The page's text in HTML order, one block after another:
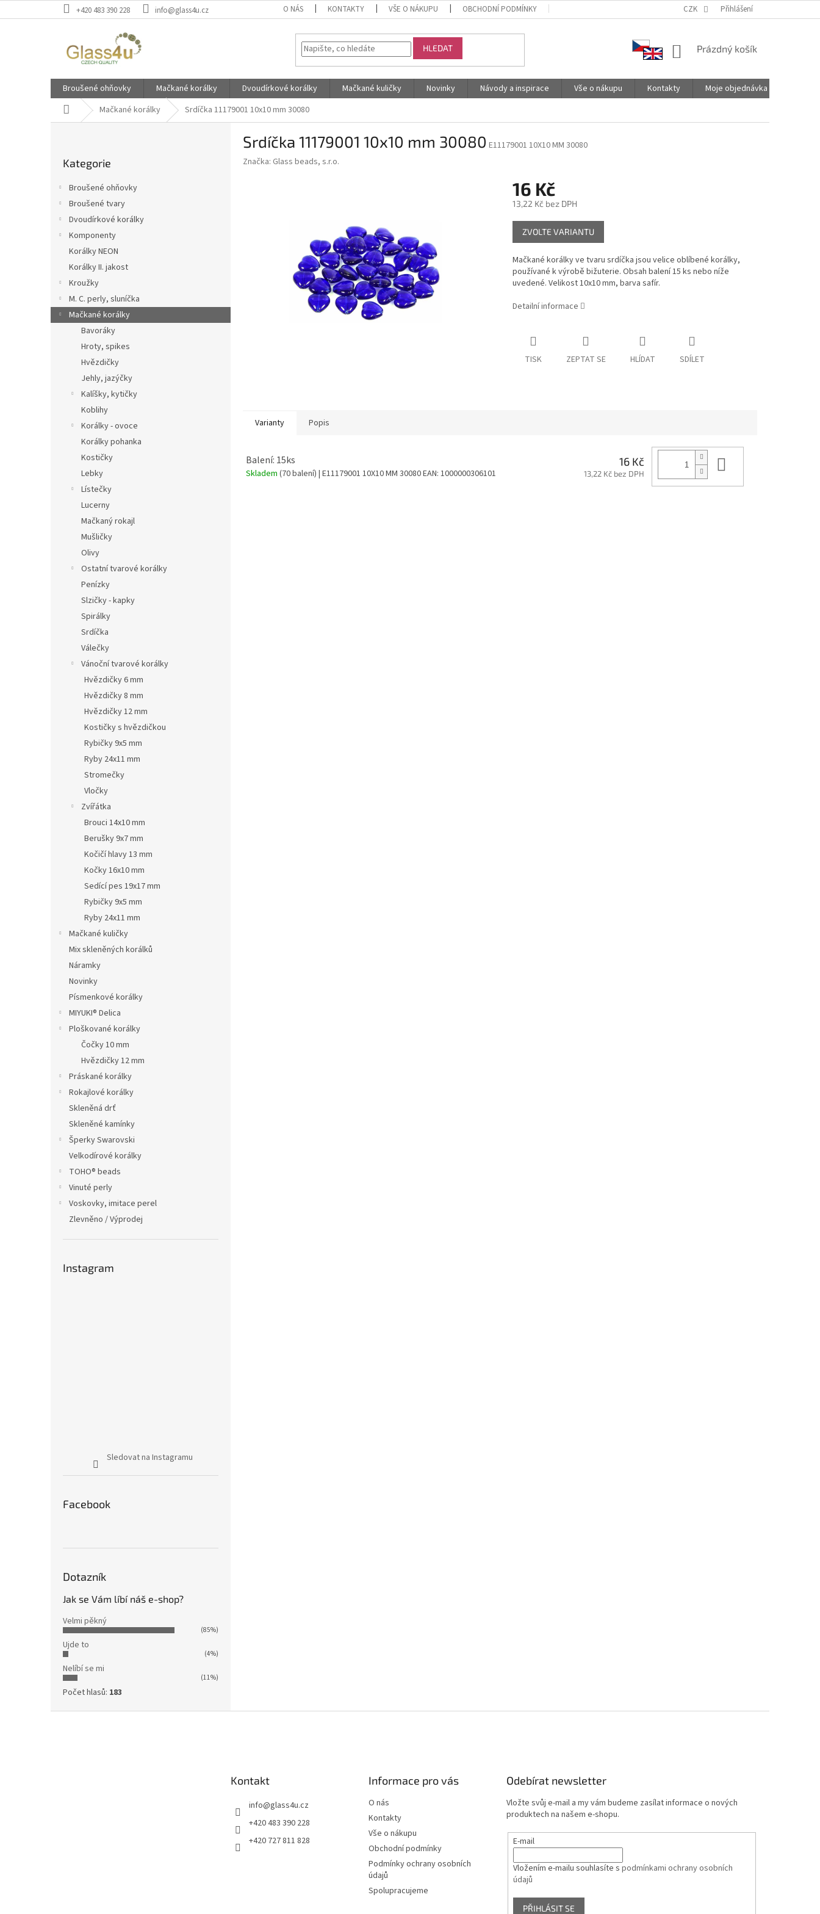
na
+420 483 390 228 info@glass4u.cz O NÁS KONTAKTY VŠE O NÁKUPU OBCHODNÍ PODMÍNKY PODMÍNKY OCHRANY OSOBNÍCH ÚDAJŮ SPOLUPRACUJEME
CZK Přihlášení
HLEDAT
NÁKUPNÍ
Prázdný košík
Broušené ohňovky Mačkané korálky Dvoudírkové korálky Mačkané kuličky Novinky Návody a inspirace Vše o nákupu Kontakty
Moje objednávka
Domů Mačkané korálky Srdíčka 11179001 10x10 mm 30080
l
kategorie
Kategorie
Broušené ohňovky
Broušené tvary
Dvoudírkové korálky
Komponenty
Korálky NEON
Korálky II. jakost
Kroužky
M. C. perly, sluníčka
Mačkané korálky
Bavoráky
Hroty, spikes
Hvězdičky
Jehly, jazýčky
Kalíšky, kytičky
Koblihy
Korálky - ovoce
Korálky pohanka
Kostičky
Lebky
Lístečky
Lucerny
Mačkaný rokajl
Mušličky
Olivy
Ostatní tvarové korálky
Penízky
Slzičky - kapky
Spirálky
Srdíčka
Válečky
Vánoční tvarové korálky
Hvězdičky 6 mm
Hvězdičky 8 mm
Hvězdičky 12 mm
Kostičky s hvězdičkou
Rybičky 9x5 mm
Ryby 24x11 mm
Stromečky
Vločky
Zvířátka
Brouci 14x10 mm
Berušky 9x7 mm
Kočičí hlavy 13 mm
Kočky 16x10 mm
Sedící pes 19x17 mm
Rybičky 9x5 mm
Ryby 24x11 mm
Mačkané kuličky
Mix skleněných korálků
Náramky
Novinky
Písmenkové korálky
MIYUKI® Delica
Ploškované korálky
Čočky 10 mm
Hvězdičky 12 mm
Práskané korálky
Rokajlové korálky
Skleněná drť
Skleněné kamínky
Šperky Swarovski
Velkodírové korálky
TOHO® beads
Vinuté perly
Voskovky, imitace perel
Zlevněno / Výprodej
Instagram
Sledovat na Instagramu
Facebook
Dotazník
Jak se Vám líbí náš e-shop?
Velmi pěkný
(85%)
Ujde to
(4%)
Nelíbí se mi
(11%)
Počet hlasů: 183
Srdíčka 11179001 10x10 mm 30080 E11179001 10X10 MM 30080
Značka: Glass beads, s.r.o.
16 Kč
13,22 Kč bez DPH
Měrná
cena:
ZVOLTE VARIANTU
Mačkané korálky ve tvaru srdíčka jsou velice oblíbené korálky,
používané k výrobě bižuterie. Obsah balení 15 ks nebo níže
uvedené. Velikost 10x10 mm, barva safír.
Detailní informace
TISK ZEPTAT SE HLÍDAT SDÍLET
Varianty Popis
Balení: 15ks
Skladem (70 balení) | E11179001 10X10 MM 30080EAN: 1000000306101
16 Kč
13,22 Kč bez DPH
Kontakt
info@glass4u.cz
+420 483 390 228
+420 727 811 828
Informace pro vás
O nás
Kontakty
Vše o nákupu
Obchodní podmínky
Podmínky ochrany osobních
údajů
Spolupracujeme
Odebírat newsletter
Vložte svůj e-mail a my vám budeme zasílat informace o nových
produktech na našem e-shopu.
E-mail
Vložením e-mailu souhlasíte spodmínkami ochrany osobních
údajů
PŘIHLÁSIT SE